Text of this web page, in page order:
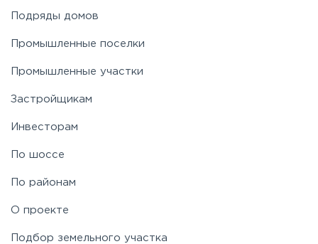
Носовихинское
Рогачёвское
Таракановское
Подряды домов
Промышленные поселки
Промышленные участки
Застройщикам
Инвесторам
По шоссе
По районам
О проекте
Подбор земельного участка